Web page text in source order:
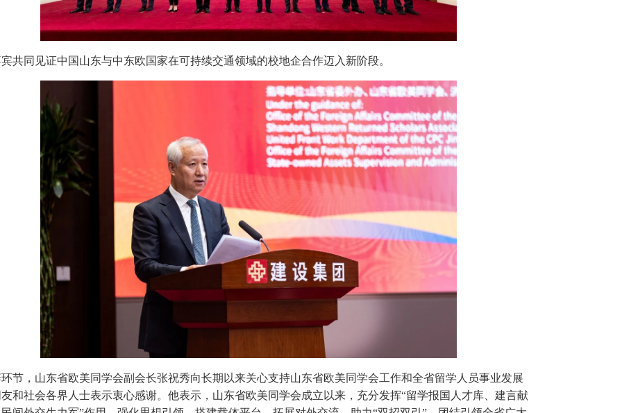
共同见证中国山东与中东欧国家在可持续交通领域的校地企合作迈入新阶段。
节，山东省欧美同学会副会长张祝秀向长期以来关心支持山东省欧美同学会工作和全省留学人员事业发展
和社会各界人士表示衷心感谢。他表示，山东省欧美同学会成立以来，充分发挥“留学报国人才库、建言献